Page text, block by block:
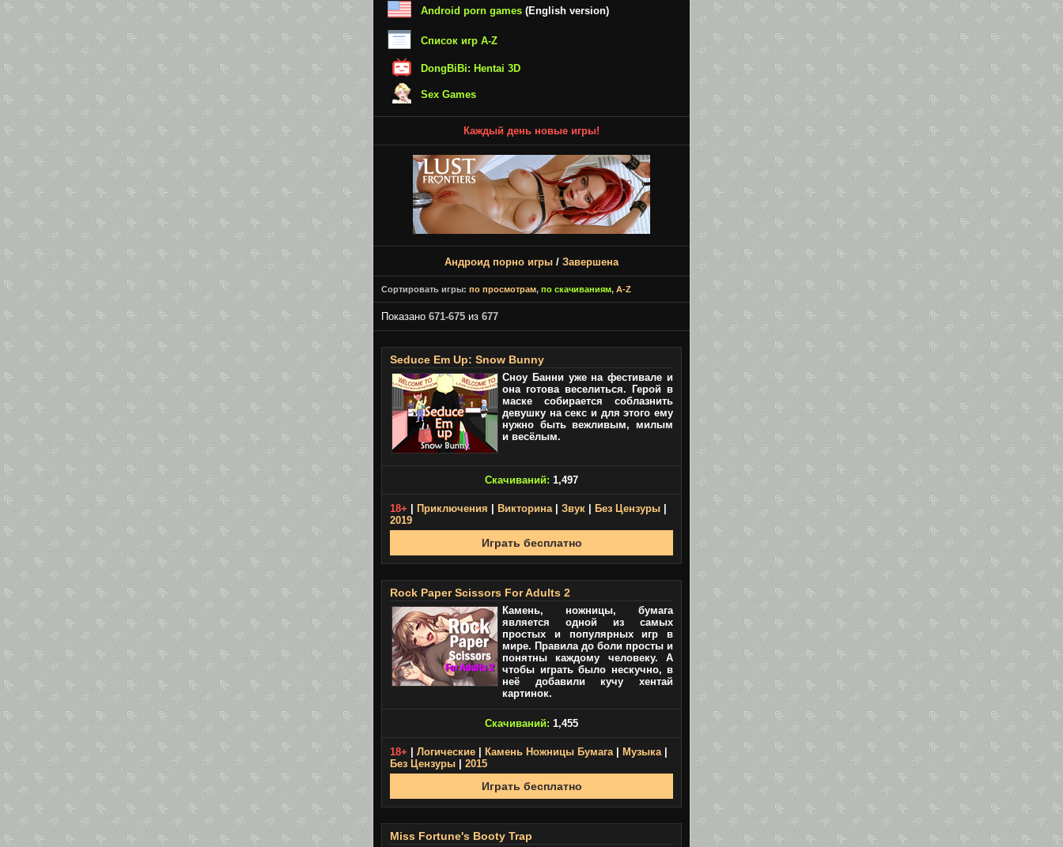
Android porn games (English version)
Список игр A-Z
DongBiBi: Hentai 3D
Sex Games
Каждый день новые игры!
Андроид порно игры / Завершена
Сортировать игры: по просмотрам, по скачиваниям, A-Z
Показано 671-675 из 677
Seduce Em Up: Snow Bunny
Сноу Банни уже на фестивале и
она готова веселиться. Герой в
маске собирается соблазнить
девушку на секс и для этого ему
нужно быть вежливым, милым
и весёлым.
Скачиваний: 1,497
18+ Приключения Викторина| Звук Без Цензуры
2019
Играть бесплатно
Rock Paper Scissors For Adults 2
Камень, ножницы, бумага
является одной из самых
простых и популярных игр в
мире. Правила до боли просты и
понятны каждому человеку. А
чтобы играть было нескучно, в
неё добавили кучу хентай
картинок.
Скачиваний: 1,455
18+ Логические Камень Ножницы Бумага| Музыка|
Без Цензуры
2015
Играть бесплатно
Miss Fortune's Booty Trap